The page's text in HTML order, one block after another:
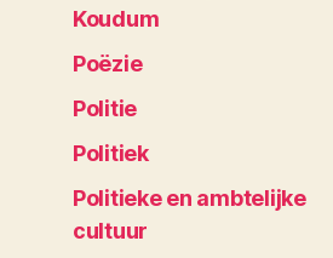
Koudum
Poëzie
Politie
Politiek
Politieke en ambtelijke
cultuur